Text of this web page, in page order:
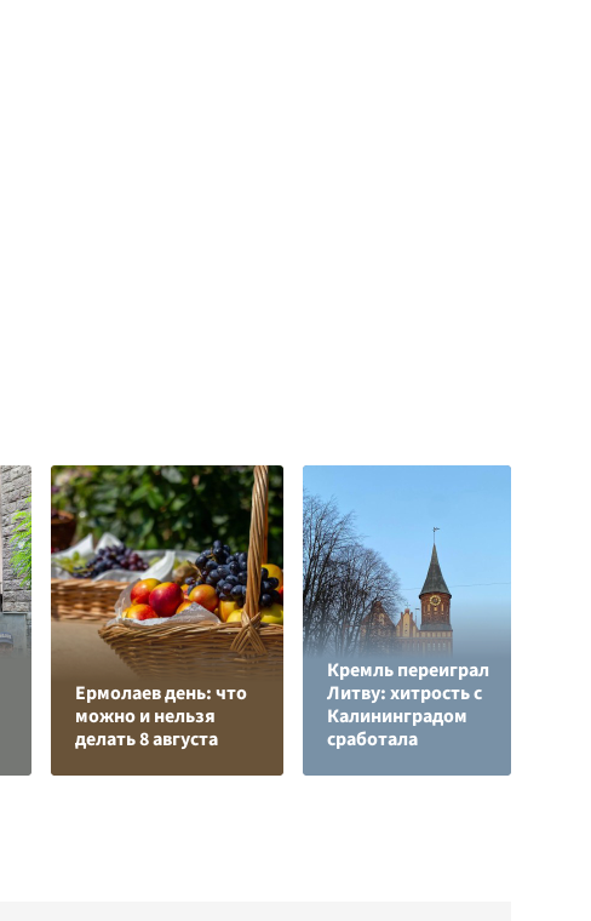
Ермолаев день: что
можно и нельзя
делать 8 августа
Кремль переиграл
Литву: хитрость с
Калининградом
сработала